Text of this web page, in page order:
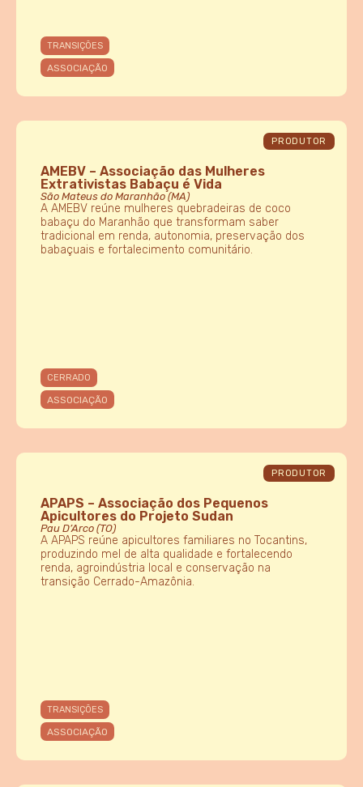
TRANSIÇÕES
ASSOCIAÇÃO
PRODUTOR
AMEBV – Associação das Mulheres
Extrativistas Babaçu é Vida
São Mateus do Maranhão (MA)
A AMEBV reúne mulheres quebradeiras de coco
babaçu do Maranhão que transformam saber
tradicional em renda, autonomia, preservação dos
babaçuais e fortalecimento comunitário.
CERRADO
ASSOCIAÇÃO
PRODUTOR
APAPS – Associação dos Pequenos
Apicultores do Projeto Sudan
Pau D’Arco (TO)
A APAPS reúne apicultores familiares no Tocantins,
produzindo mel de alta qualidade e fortalecendo
renda, agroindústria local e conservação na
transição Cerrado-Amazônia.
TRANSIÇÕES
ASSOCIAÇÃO